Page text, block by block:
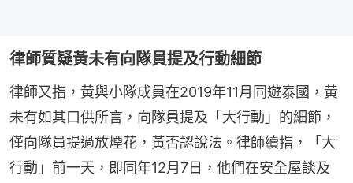
律師質疑黃未有向隊員提及行動細節
律師又指，黃與小隊成員在2019年11月同遊泰國，黃
未有如其口供所言，向隊員提及「大行動」的細節，
僅向隊員提過放煙花，黃否認說法。律師續指，「大
行動」前一天，即同年12月7日，他們在安全屋談及